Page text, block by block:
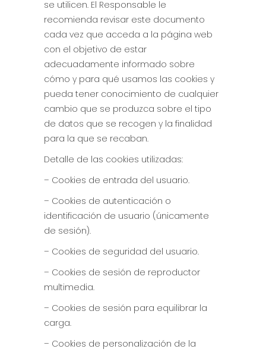
se utilicen. El Responsable le
recomienda revisar este documento
cada vez que acceda a la página web
con el objetivo de estar
adecuadamente informado sobre
cómo y para qué usamos las cookies y
pueda tener conocimiento de cualquier
cambio que se produzca sobre el tipo
de datos que se recogen y la finalidad
para la que se recaban.
Detalle de las cookies utilizadas:
– Cookies de entrada del usuario.
– Cookies de autenticación o
identificación de usuario (únicamente
de sesión).
– Cookies de seguridad del usuario.
– Cookies de sesión de reproductor
multimedia.
– Cookies de sesión para equilibrar la
carga.
– Cookies de personalización de la